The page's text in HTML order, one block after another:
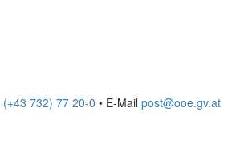
(+43 732) 77 20-0 • E-Mail post@ooe.gv.at